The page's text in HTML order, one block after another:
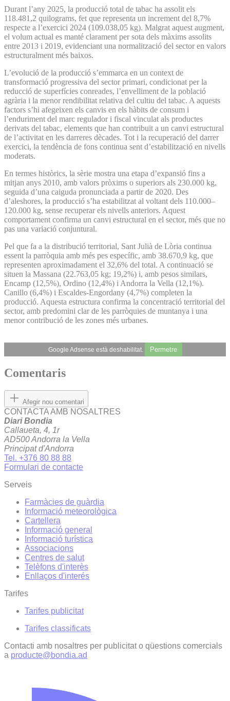
Durant l’any 2025, la producció total de tabac ha assolit els
118.481,2 quilograms, fet que representa un increment del 8,7%
respecte a l’exercici 2024 (109.038,05 kg). Malgrat aquest augment,
el volum actual es manté clarament per sota dels màxims assolits
entre 2013 i 2019, evidenciant una normalització del sector en valors
estructuralment més baixos.
L’evolució de la producció s’emmarca en un context de
transformació progressiva del sector primari, condicionat per la
reducció de superfícies conreades, l’envelliment de la població
agrària i la menor rendibilitat relativa del cultiu del tabac. A aquests
factors s’hi afegeixen els canvis en els hàbits de consum i
l’enduriment del marc regulador i fiscal vinculat als productes
derivats del tabac, elements que han contribuït a un canvi estructural
de l’activitat en les darreres dècades. Tot i la recuperació del darrer
exercici, la tendència de fons continua sent d’estabilització en nivells
moderats.
En termes històrics, la sèrie mostra una etapa d’expansió fins a
mitjan anys 2010, amb valors pròxims o superiors als 230.000 kg,
seguida d’una caiguda pronunciada a partir de 2020. Des
d’aleshores, la producció s’ha estabilitzat al voltant dels 110.000–
120.000 kg, sense recuperar els nivells anteriors. Aquest
comportament confirma un canvi estructural en el sector, més que no
pas una variació conjuntural.
Pel que fa a la distribució territorial, Sant Julià de Lòria continua
essent la parròquia amb més pes específic, amb 38.670,9 kg, que
representen aproximadament el 32,6% del total. A continuació se
situen la Massana (22.763,05 kg; 19,2%) i, amb pesos similars,
Encamp (12,5%), Ordino (12,4%) i Andorra la Vella (12,1%).
Canillo (6,4%) i Escaldes-Engordany (4,7%) completen la
producció. Aquesta estructura confirma la concentració territorial del
sector, amb predomini clar de les parròquies de muntanya i una
menor contribució de les zones més urbanes.
Google Adsense està deshabilitat. Permetre
Comentaris
Afegir nou comentari
CONTACTA AMB NOSALTRES
Diari Bondia
Callaueta, 4, 1r
AD500 Andorra la Vella
Principat d'Andorra
Tel. +376 80 88 88
Formulari de contacte
Serveis
Farmàcies de guàrdia
Informació meteorològica
Cartellera
Informació general
Informació turística
Associacions
Centres de salut
Telèfons d'interès
Enllaços d'interés
Tarifes
Tarifes publicitat
Tarifes classificats
Contacti amb nosaltres per publicitat o qüestions comercials
a producte@bondia.ad